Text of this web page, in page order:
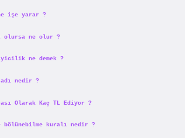
işe yarar ?
olursa ne olur ?
ne demek ?
nedir ?
Olarak Kaç TL Ediyor ?
kuralı nedir ?